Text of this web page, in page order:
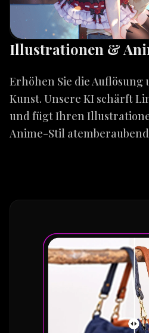
Illustrationen &
Erhöhen Sie die
Kunst. Unsere KI schärft
und fügt Ihren
Anime-Stil